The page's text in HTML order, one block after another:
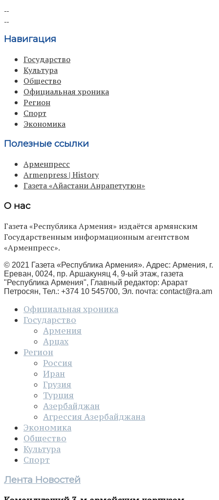
Навигация
Государство
Культура
Общество
Официальная хроника
Регион
Спорт
Экономика
Полезные ссылки
Арменпресс
Armenpress | History
Газета «Айастани Анрапетутюн»
О нас
Газета «Республика Армения» издаётся армянским
Государственным информационным агентством
«Арменпресс».
© 2021 Газета «Республика Армения». Адрес: Армения, г.
Ереван, 0024, пр. Аршакуняц 4, 9-ый этаж, газета
"Республика Армения", Главный редактор: Арарат
Петросян, Тел.: +374 10 545700, Эл. почта: contact@ra.am
Официальная хроника
Государство
Армения
Арцах
Регион
Россия
Иран
Грузия
Турция
Азербайджан
Агрессия Азербайджана
Экономика
Общество
Культура
Спорт
Лента Новостей